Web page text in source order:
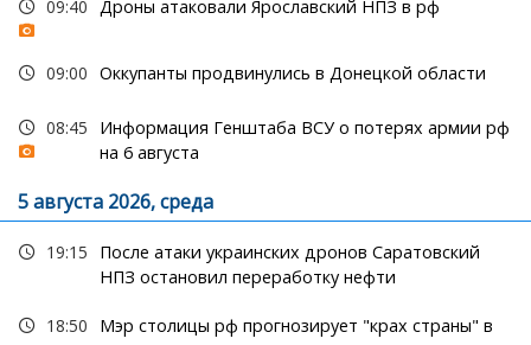
09:40 Дроны атаковали Ярославский НПЗ в рф
09:00 Оккупанты продвинулись в Донецкой области
08:45
Информация Генштаба ВСУ о потерях армии рф
на 6 августа
5 августа 2026, среда
19:15
После атаки украинских дронов Саратовский
НПЗ остановил переработку нефти
18:50
Мэр столицы рф прогнозирует "крах страны" в